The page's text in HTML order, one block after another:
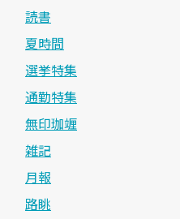
読書
夏時間
選挙特集
通勤特集
無印珈竰
雑記
月報
路眺